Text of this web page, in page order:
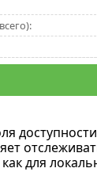
доступности
для